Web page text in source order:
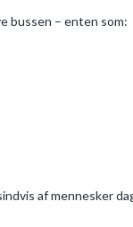
bussen – enten som:
af mennesker